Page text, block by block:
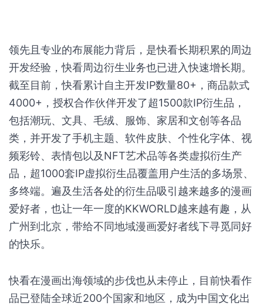
领先且专业的布展能力背后，是快看长期积累的周边
开发经验，快看周边衍生业务也已进入快速增长期。
截至目前，快看累计自主开发IP数量80+，商品款式
4000+，授权合作伙伴开发了超1500款IP衍生品，
包括潮玩、文具、毛绒、服饰、家居和文创等各品
类，并开发了手机主题、软件皮肤、个性化字体、视
频彩铃、表情包以及NFT艺术品等各类虚拟衍生产
品，超1000套IP虚拟衍生品覆盖用户生活的多场景、
多终端。遍及生活各处的衍生品吸引越来越多的漫画
爱好者，也让一年一度的KKWORLD越来越有趣，从
广州到北京，带给不同地域漫画爱好者线下寻觅同好
的快乐。
快看在漫画出海领域的步伐也从未停止，目前快看作
品已登陆全球近200个国家和地区，成为中国文化出